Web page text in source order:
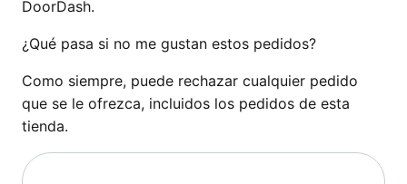
DoorDash.
¿Qué pasa si no me gustan estos pedidos?
Como siempre, puede rechazar cualquier pedido
que se le ofrezca, incluidos los pedidos de esta
tienda.